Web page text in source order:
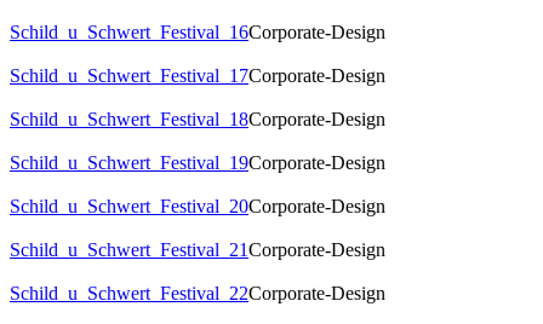
Schild_u_Schwert_Festival_16Corporate-Design
Schild_u_Schwert_Festival_17Corporate-Design
Schild_u_Schwert_Festival_18Corporate-Design
Schild_u_Schwert_Festival_19Corporate-Design
Schild_u_Schwert_Festival_20Corporate-Design
Schild_u_Schwert_Festival_21Corporate-Design
Schild_u_Schwert_Festival_22Corporate-Design